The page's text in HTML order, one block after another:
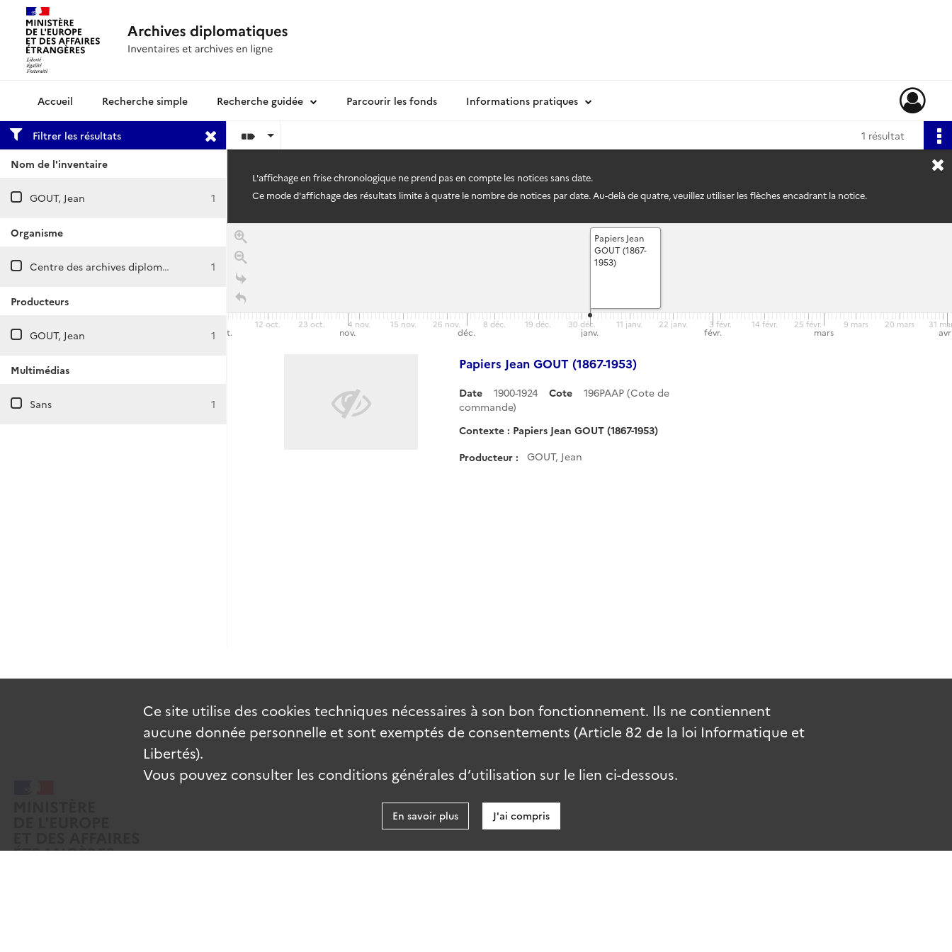
Archives diplomatiquesRecherche simple Recherche guidée Parcourir les fonds Informations pratiques
Filtrer les résultats
Nom de l'inventaire
GOUT, Jean 1
Organisme
Centre des archives diplomatiques de La Courneuve 1
Producteurs
GOUT, Jean 1
Multimédias
Sans 1
1 résultat
L'affichage en frise chronologique ne prend pas en compte les notices sans date.
Ce mode d'affichage des résultats limite à quatre le nombre de notices par date. Au-delà de quatre, veuillez utiliser les flèches encadrant la notice.
Papiers Jean
GOUT (1867-
1953)
oct. nov. déc. janv. févr. mars
12 oct. 23 oct. 4 nov. 15 nov. 26 nov. 8 déc. 19 déc. 30 déc. 11 janv. 22 janv. 3 févr. 14 févr. 25 févr. 9 mars 20 mars 31
Papiers Jean GOUT (1867-1953)
Date 1900-1924 Cote
196PAAP (Cote de
commande)
Contexte : Papiers Jean GOUT (1867-1953)
Producteur :
GOUT, Jean
Ce site utilise des cookies techniques nécessaires à son bon fonctionnement. Ils ne contiennent
aucune donnée personnelle et sont exemptés de consentements (Article 82 de la loi Informatique et
Libertés).
Vous pouvez consulter les conditions générales d’utilisation sur le lien ci-dessous.
En savoir plus J'ai compris